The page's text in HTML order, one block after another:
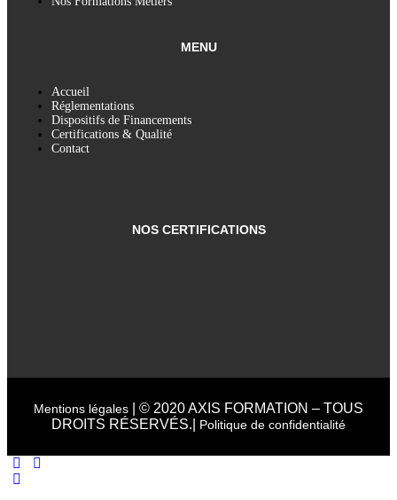
MENU
Accueil
Réglementations
Dispositifs de Financements
Certifications & Qualité
Contact
NOS CERTIFICATIONS
Mentions légales | © 2020 AXIS FORMATION – TOUS
DROITS RÉSERVÉS.| Politique de confidentialité